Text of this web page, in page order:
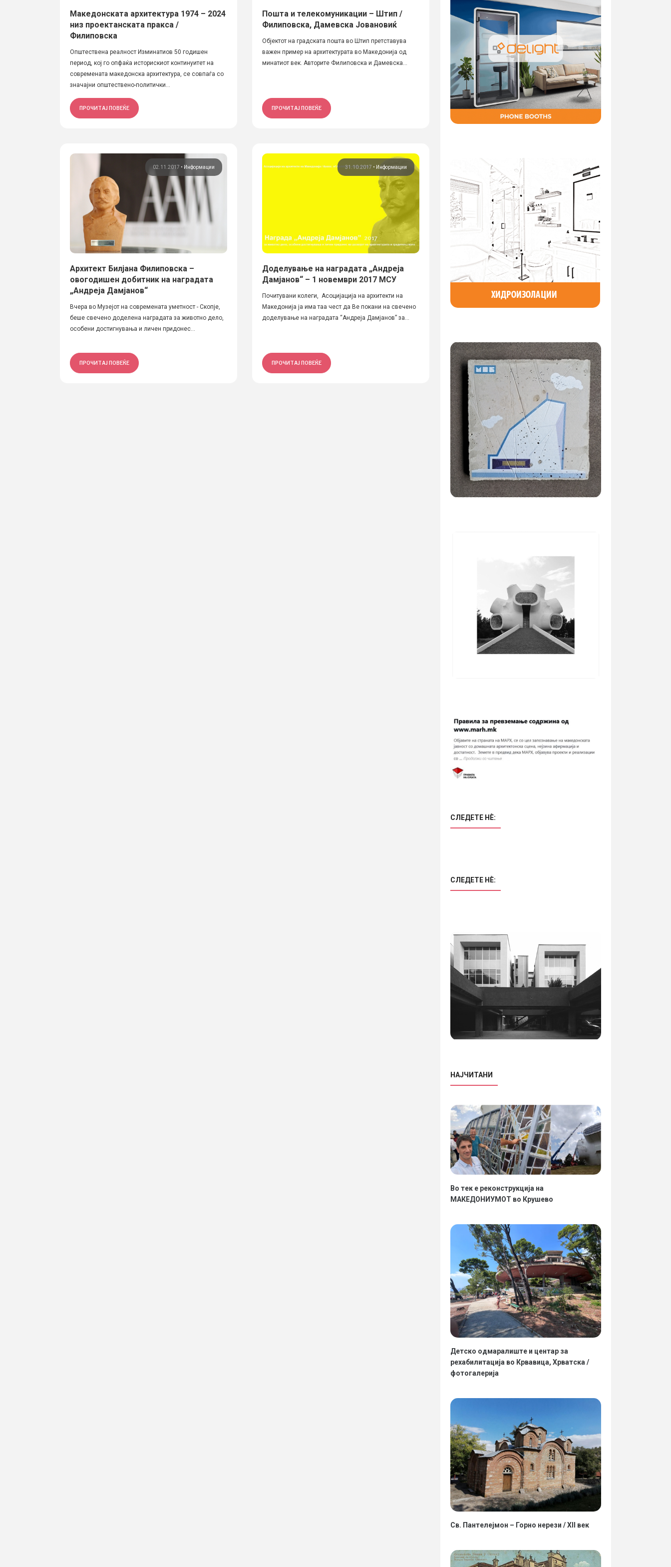
Македонската архитектура 1974 – 2024
низ проектанската пракса /
Филиповска
Општествена реалност Изминатиов 50 годишен
период, кој гo опфаќа историскиот континуитет на
современата македонска архитектура, се совпаѓа со
значајни општествено-политички...
ПРОЧИТАЈ ПОВЕЌЕ
Пошта и телекомуникации – Штип /
Филиповска, Дамевска Јовановиќ
Објектот на градската пошта во Штип претставува
важен пример на архитектурата во Македонија од
минатиот век. Авторите Филиповска и Дамевска...
ПРОЧИТАЈ ПОВЕЌЕ
02.11.2017 • Информации
Архитект Билјана Филиповска –
овогодишен добитник на наградата
„Андреја Дамјанов“
Вчера во Музејот на современата уметност - Скопје,
беше свечено доделена наградата за животно дело,
особени достигнувања и личен придонес...
ПРОЧИТАЈ ПОВЕЌЕ
31.10.2017 • Информации
Доделување на наградата „Андреја
Дамјанов“ – 1 новември 2017 МСУ
Почитувани колеги, Асоцијација на архитекти на
Македонија ја има таа чест да Ве покани на свечено
доделување на наградата “Андреја Дамјанов” за...
ПРОЧИТАЈ ПОВЕЌЕ
СЛЕДЕТЕ НÈ:
СЛЕДЕТЕ НÈ:
НАЈЧИТАНИ
Во тек е реконструкција на
МАКЕДОНИУМОТ во Крушево
Детско одмаралиште и центар за
рехабилитација во Крвавица, Хрватска /
фотогалерија
Св. Пантелејмон – Горно нерези / XII век